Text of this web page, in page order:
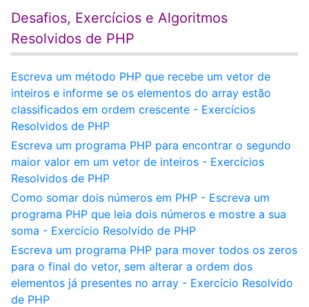
Desafios, Exercícios e Algoritmos
Resolvidos de PHP
Escreva um método PHP que recebe um vetor de
inteiros e informe se os elementos do array estão
classificados em ordem crescente - Exercícios
Resolvidos de PHP
Escreva um programa PHP para encontrar o segundo
maior valor em um vetor de inteiros - Exercícios
Resolvidos de PHP
Como somar dois números em PHP - Escreva um
programa PHP que leia dois números e mostre a sua
soma - Exercício Resolvido de PHP
Escreva um programa PHP para mover todos os zeros
para o final do vetor, sem alterar a ordem dos
elementos já presentes no array - Exercício Resolvido
de PHP